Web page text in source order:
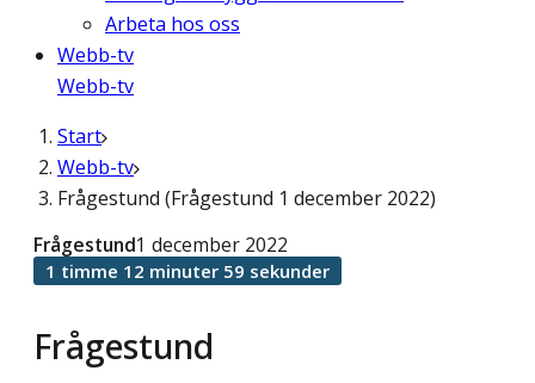
Arbeta hos oss
Webb-tv
Webb-tv
Start
Webb-tv
Frågestund (Frågestund 1 december 2022)
Frågestund
Frågestund1 december 2022
1 timme 12 minuter 59 sekunder